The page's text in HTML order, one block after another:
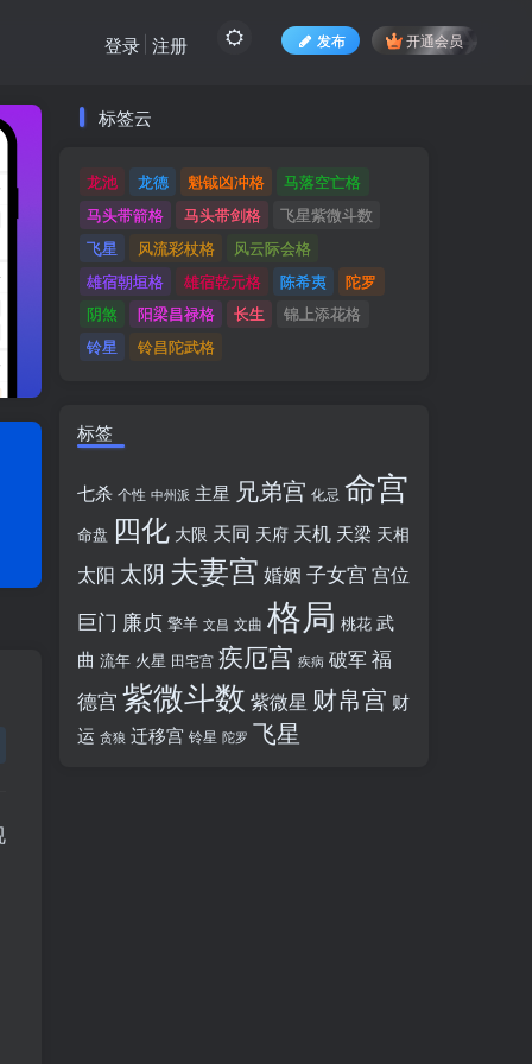
发布 开通会员
登录 注册
标签云
龙池 龙德 魁钺凶冲格
马落空亡格
马头带箭格
马头带剑格
飞星紫微斗数
飞星
风流彩杖格
风云际会格
雄宿朝垣格
雄宿乾元格 陈希夷
陀罗
阴煞
阳梁昌禄格 长生
锦上添花格
铃星
铃昌陀武格
标签云
龙池 龙德 魁钺凶冲格
马落空亡格
马头带箭格
马头带剑格
飞星紫微斗数
飞星
风流彩杖格
风云际会格
雄宿朝垣格
雄宿乾元格 陈希夷
陀罗
阴煞
阳梁昌禄格 长生
锦上添花格
铃星
铃昌陀武格
标签
七杀 个性 中州派 主星 兄弟宫 化忌 命宫
命盘 四化 大限 天同 天府 天机 天梁 天相
太阳 太阴 夫妻宫 婚姻 子女宫 宫位
巨门 廉贞 擎羊 文昌 文曲 格局 桃花 武
曲 流年 火星 田宅宫 疾厄宫 疾病 破军福
德宫 紫微斗数 紫微星 财帛宫 财
运 贪狼 迁移宫 铃星 陀罗 飞星